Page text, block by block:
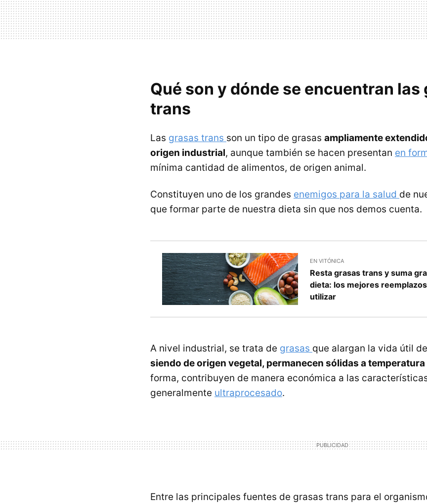
Qué son y dónde se encuentran las
trans
Las grasas trans son un tipo de grasas ampliamente
origen industrial, aunque también se hacen presentan en
mínima cantidad de alimentos, de origen animal.
Constituyen uno de los grandes enemigos para la salud de
que formar parte de nuestra dieta sin que nos demos cuenta.
EN VITÓNICA
Resta grasas trans y suma
dieta: los mejores
utilizar
A nivel industrial, se trata de grasas que alargan la vida útil
siendo de origen vegetal, permanecen sólidas a
forma, contribuyen de manera económica a las
generalmente ultraprocesado.
Entre las principales fuentes de grasas trans para el